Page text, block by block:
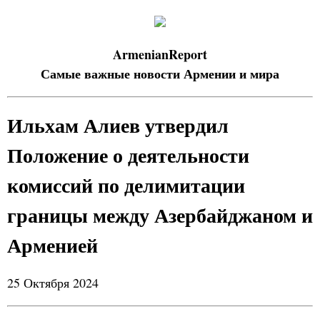
ArmenianReport
Самые важные новости Армении и мира
Ильхам Алиев утвердил
Положение о деятельности
комиссий по делимитации
границы между Азербайджаном и
Арменией
25 Октября 2024